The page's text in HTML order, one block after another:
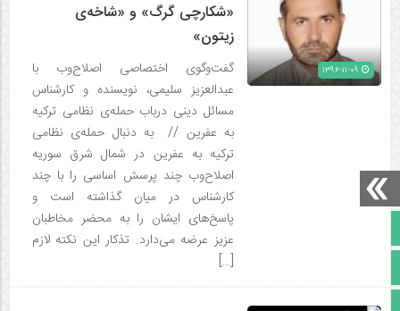
آپارات
«شکارچی گرگ» و «شاخه‌ی
زیتون»
گفت‌وگوی اختصاصی اصلاح‌وب با
عبدالعزیز سلیمی، نویسندە و کارشناس
مسائل دینی درباب حملەی نظامی ترکیە
بە عفرین // بە دنبال حملەی نظامی
ترکیە به عفرین در شمال شرق سوریە
اصلاح‌وب چند پرسش اساسی را با چند
کارشناس در میان گذاشتە است و
پاسخ‌های ایشان را بە محضر مخاطبان
عزیز عرضە می‌دارد. تذکار این نکته لازم
[…]